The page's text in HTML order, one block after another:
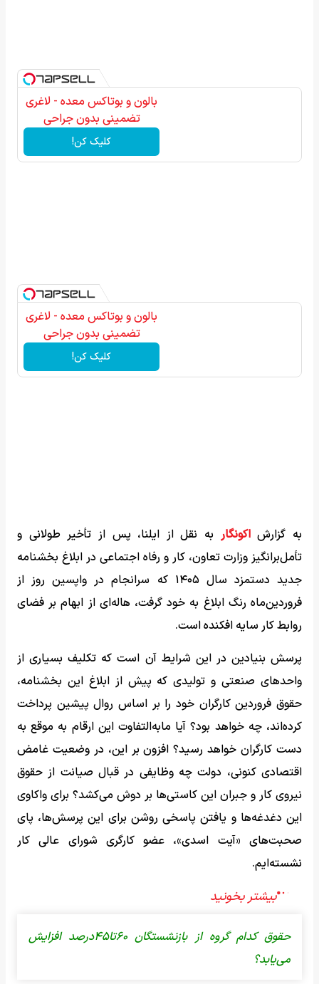
بالون و بوتاکس معده - لاغری
تضمینی بدون جراحی
کلیک کن!
بالون و بوتاکس معده - لاغری
تضمینی بدون جراحی
کلیک کن!
به گزارشاکونگار به نقل از ایلنا، پس از تأخیر طولانی و
تأمل‌برانگیز وزارت تعاون، کار و رفاه اجتماعی در ابلاغ بخشنامه
جدید دستمزد سال ۱۴۰۵ که سرانجام در واپسین روز از
فروردین‌ماه رنگ ابلاغ به خود گرفت، هاله‌ای از ابهام بر فضای
روابط کار سایه افکنده است.
پرسش بنیادین در این شرایط آن است که تکلیف بسیاری از
واحدهای صنعتی و تولیدی که پیش از ابلاغ این بخشنامه،
حقوق فروردین کارگران خود را بر اساس روال پیشین پرداخت
کرده‌اند، چه خواهد بود؟ آیا مابه‌التفاوت این ارقام به موقع به
دست کارگران خواهد رسید؟ افزون بر این، در وضعیت غامض
اقتصادی کنونی، دولت چه وظایفی در قبال صیانت از حقوق
نیروی کار و جبران این کاستی‌ها بر دوش می‌کشد؟ برای واکاوی
این دغدغه‌ها و یافتن پاسخی روشن برای این پرسش‌ها، پای
صحبت‌های «آیت اسدی»، عضو کارگری شورای عالی کار
نشسته‌ایم.
حقوق کدام گروه از بازنشستگان ۶۰تا۴۵درصد افزایش
می‌یابد؟